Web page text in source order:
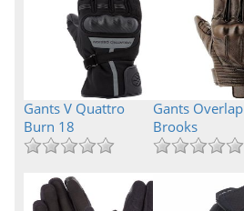
Gants V Quattro
Burn 18
Gants Overlap
Brooks